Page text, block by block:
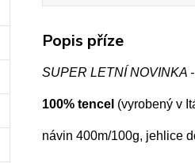
Popis příze
SUPER LETNÍ NOVINKA
100% tencel (vyrobený v
návin 400m/100g, jehlice